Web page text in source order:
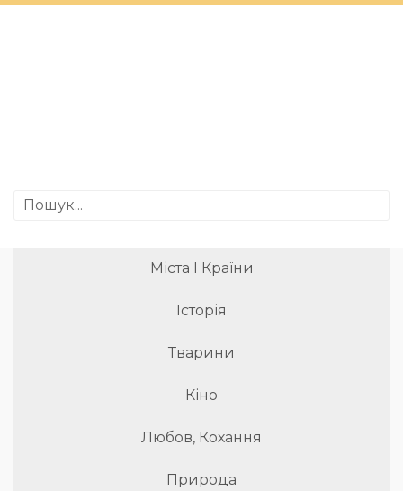
Міста І Країни
Історія
Тварини
Кіно
Любов, Кохання
Природа